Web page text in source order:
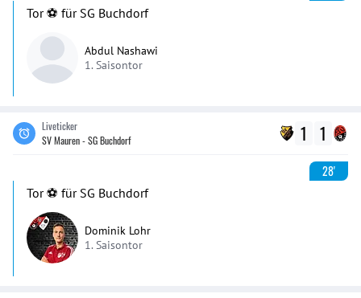
Tor ⚽️ für SG Buchdorf
Abdul Nashawi
1. Saisontor
Liveticker
SV Mauren - SG Buchdorf
1 1
28'
Tor ⚽️ für SG Buchdorf
Dominik Lohr
1. Saisontor